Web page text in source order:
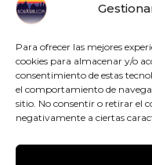
Para ofrecer las mejores
cookies para almacenar y/o
consentimiento de estas
el comportamiento de
sitio. No consentir o retirar el
negativamente a ciertas
Política de cookies
Condicionado general
contratación
2026